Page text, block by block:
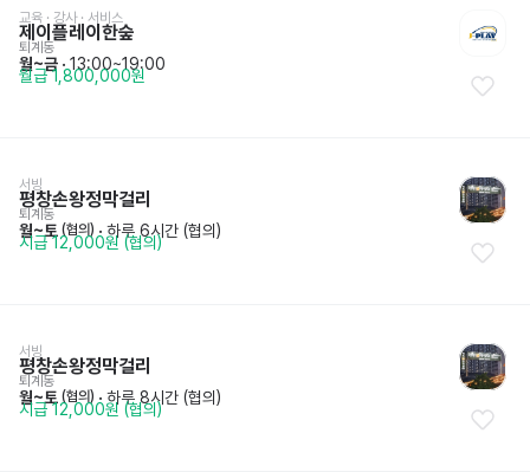
교육 · 강사 · 서비스
제이플레이한숲
퇴계동
월~금 · 13:00~19:00
월급 1,800,000원
서빙
평창손왕정막걸리
퇴계동
월~토 (협의) · 하루 6시간 (협의)
시급 12,000원 (협의)
서빙
평창손왕정막걸리
퇴계동
월~토 (협의) · 하루 8시간 (협의)
시급 12,000원 (협의)